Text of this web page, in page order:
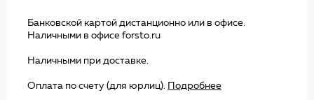
Банковской картой дистанционно или в офисе.
Наличными в офисе forsto.ru
Наличными при доставке.
Оплата по счету (для юрлиц). Подробнее